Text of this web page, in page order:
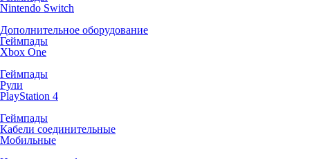
Nintendo Switch
Дополнительное оборудование
Геймпады
Xbox One
Геймпады
Рули
PlayStation 4
Геймпады
Кабели соединительные
Мобильные